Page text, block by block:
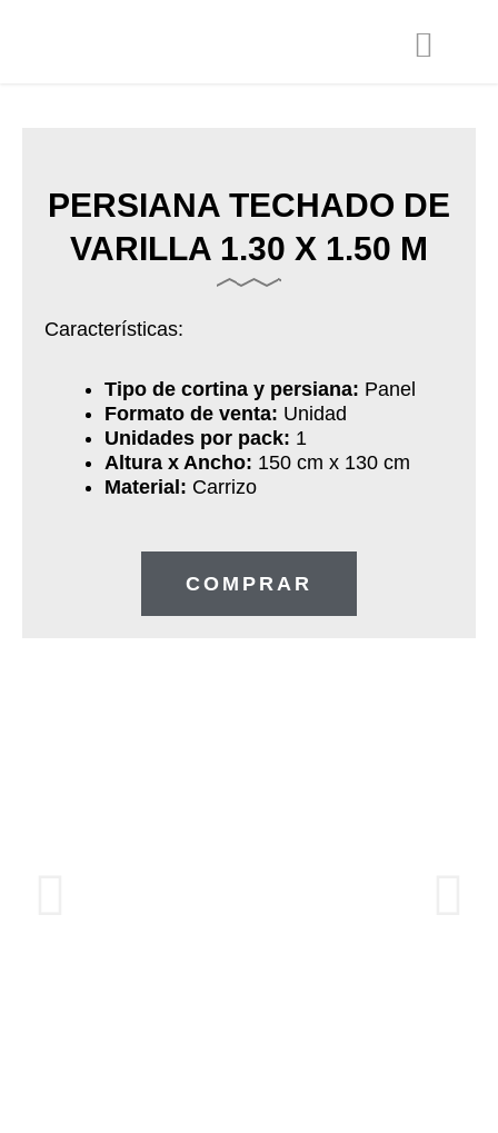
PERSIANA TECHADO DE
VARILLA 1.30 X 1.50 M
Características:
Tipo de cortina y persiana: Panel
Formato de venta: Unidad
Unidades por pack: 1
Altura x Ancho: 150 cm x 130 cm
Material: Carrizo
COMPRAR